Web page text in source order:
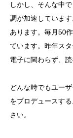
しかし、そんな中
調が加速していま
あります。毎月50
ています。昨年ス
電子に関わらず、読
どんな時でもユー
をプロデュースす
さい。